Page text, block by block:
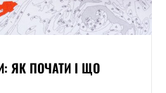
ЯК ПОЧАТИ І ЩО